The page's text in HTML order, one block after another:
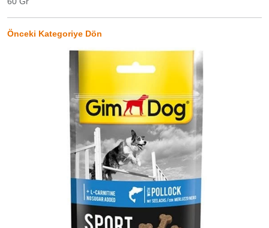
Önceki Kategoriye Dön